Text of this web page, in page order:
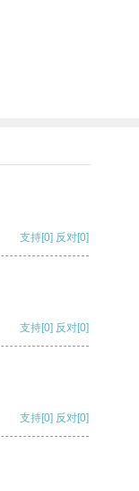
支持[0] 反对[0]
支持[0] 反对[0]
支持[0] 反对[0]